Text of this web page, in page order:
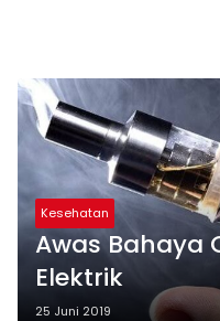
Kesehatan
Awas Bahaya
Elektrik
25 Juni 2019